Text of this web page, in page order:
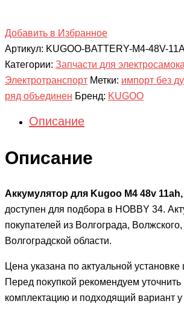
Добавить в Избранное
Артикул: KUGOO-BATTERY-M4-48V-
Категории: Запчасти для
Электротранспорт Метки: импорт без
ряд объединен Бренд: KUGOO
Описание
Описание
Аккумулятор для Kugoo M4 48v
доступен для подбора в HOBBY 34.
покупателей из Волгограда,
Волгоградской области.
Цена указана по актуальной установке
Перед покупкой рекомендуем уточнить
комплектацию и подходящий вариант